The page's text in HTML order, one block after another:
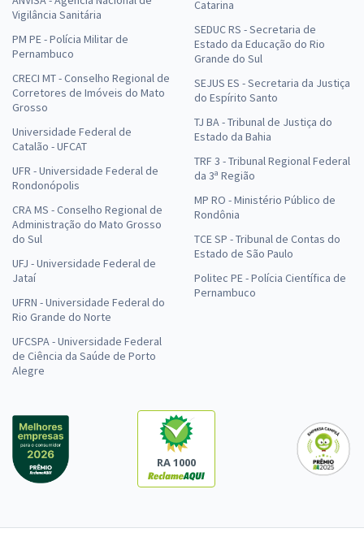
Vigilância Sanitária
PM PE - Polícia Militar de
Pernambuco
CRECI MT - Conselho Regional de
Corretores de Imóveis do Mato
Grosso
Universidade Federal de
Catalão - UFCAT
UFR - Universidade Federal de
Rondonópolis
CRA MS - Conselho Regional de
Administração do Mato Grosso
do Sul
UFJ - Universidade Federal de
Jataí
UFRN - Universidade Federal do
Rio Grande do Norte
UFCSPA - Universidade Federal
de Ciência da Saúde de Porto
Alegre
Catarina
SEDUC RS - Secretaria de
Estado da Educação do Rio
Grande do Sul
SEJUS ES - Secretaria da Justiça
do Espírito Santo
TJ BA - Tribunal de Justiça do
Estado da Bahia
TRF 3 - Tribunal Regional Federal
da 3ª Região
MP RO - Ministério Público de
Rondônia
TCE SP - Tribunal de Contas do
Estado de São Paulo
Politec PE - Polícia Científica de
Pernambuco
RA 1000